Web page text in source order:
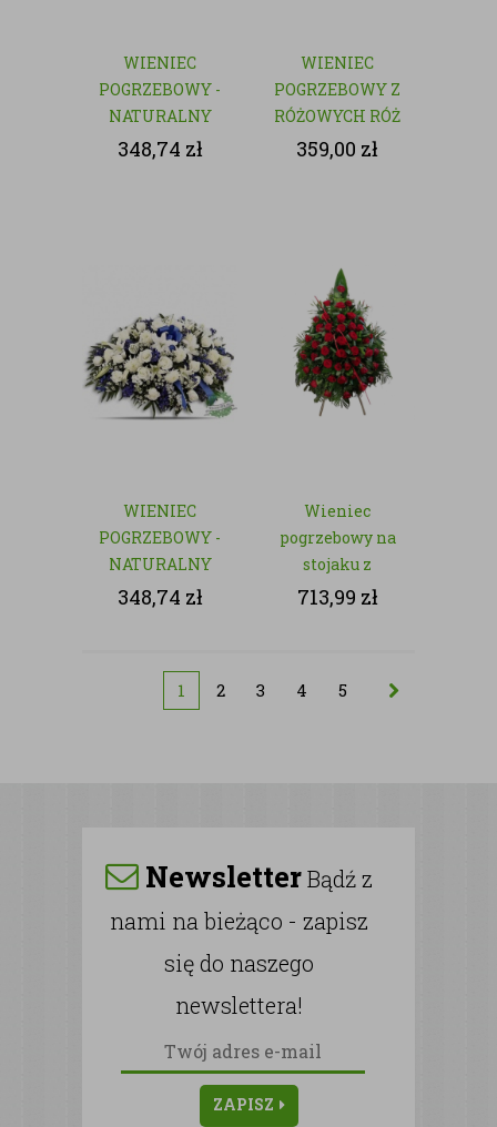
WIENIEC
POGRZEBOWY -
NATURALNY
348,74 zł
WIENIEC
POGRZEBOWY Z
RÓŻOWYCH RÓŻ
- NATURALNY
359,00 zł
WIENIEC
POGRZEBOWY -
NATURALNY
348,74 zł
Wieniec
pogrzebowy na
stojaku z
czerwonych róż
713,99 zł
1 2 3 4 5
NewsletterBądź z
nami na bieżąco - zapisz
się do naszego
newslettera!
ZAPISZ